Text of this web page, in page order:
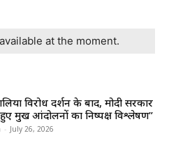
at the moment.
विरोध प्रदर्शन के बाद, मोदी सरकार
प्रमुख आंदोलनों का निष्पक्ष विश्लेषण”
- July 26, 2026